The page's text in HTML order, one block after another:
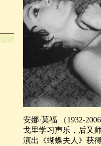
安娜·莫福 （1932-
戈里学习声乐，后又
演出《蝴蝶夫人》获